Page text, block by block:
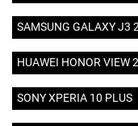
SAMSUNG GALAXY J3
HUAWEI HONOR VIEW
SONY XPERIA 10 PLUS